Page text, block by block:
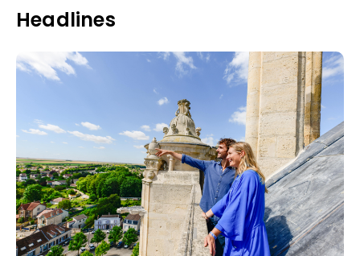
Headlines